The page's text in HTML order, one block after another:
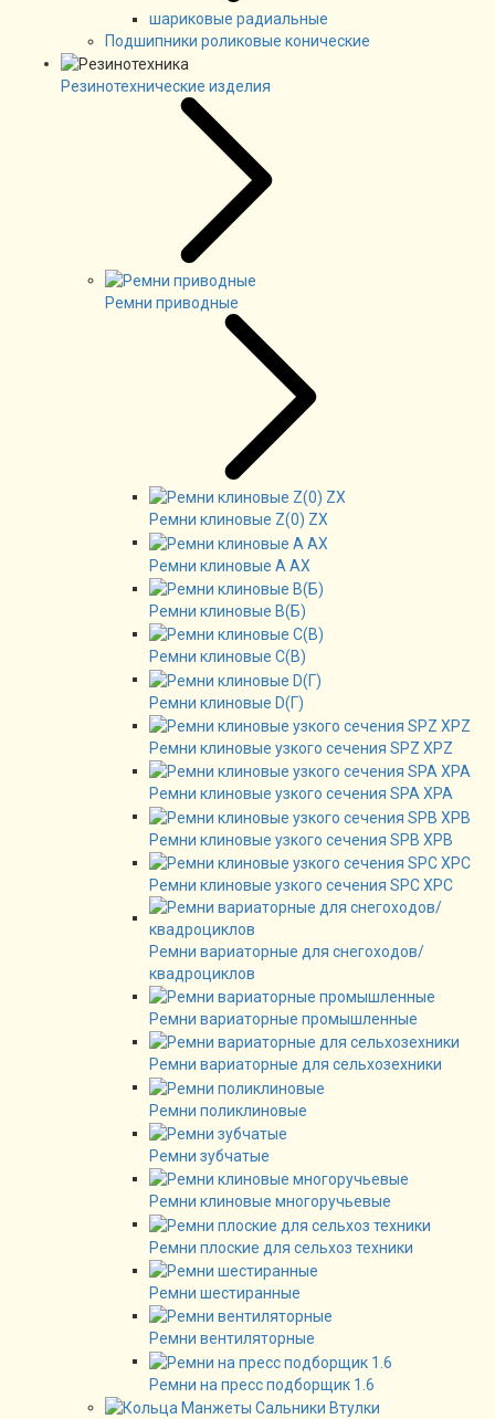
шариковые радиальные
Подшипники роликовые конические
Резинотехнические изделия
Ремни приводные
Ремни клиновые Z(0) ZX
Ремни клиновые А AX
Ремни клиновые В(Б)
Ремни клиновые C(B)
Ремни клиновые D(Г)
Ремни клиновые узкого сечения SPZ XPZ
Ремни клиновые узкого сечения SPA XPA
Ремни клиновые узкого сечения SPB XPB
Ремни клиновые узкого сечения SPC XPC
Ремни вариаторные для снегоходов/
квадроциклов
Ремни вариаторные промышленные
Ремни вариаторные для сельхозехники
Ремни поликлиновые
Ремни зубчатые
Ремни клиновые многоручьевые
Ремни плоские для сельхоз техники
Ремни шестиранные
Ремни вентиляторные
Ремни на пресс подборщик 1.6